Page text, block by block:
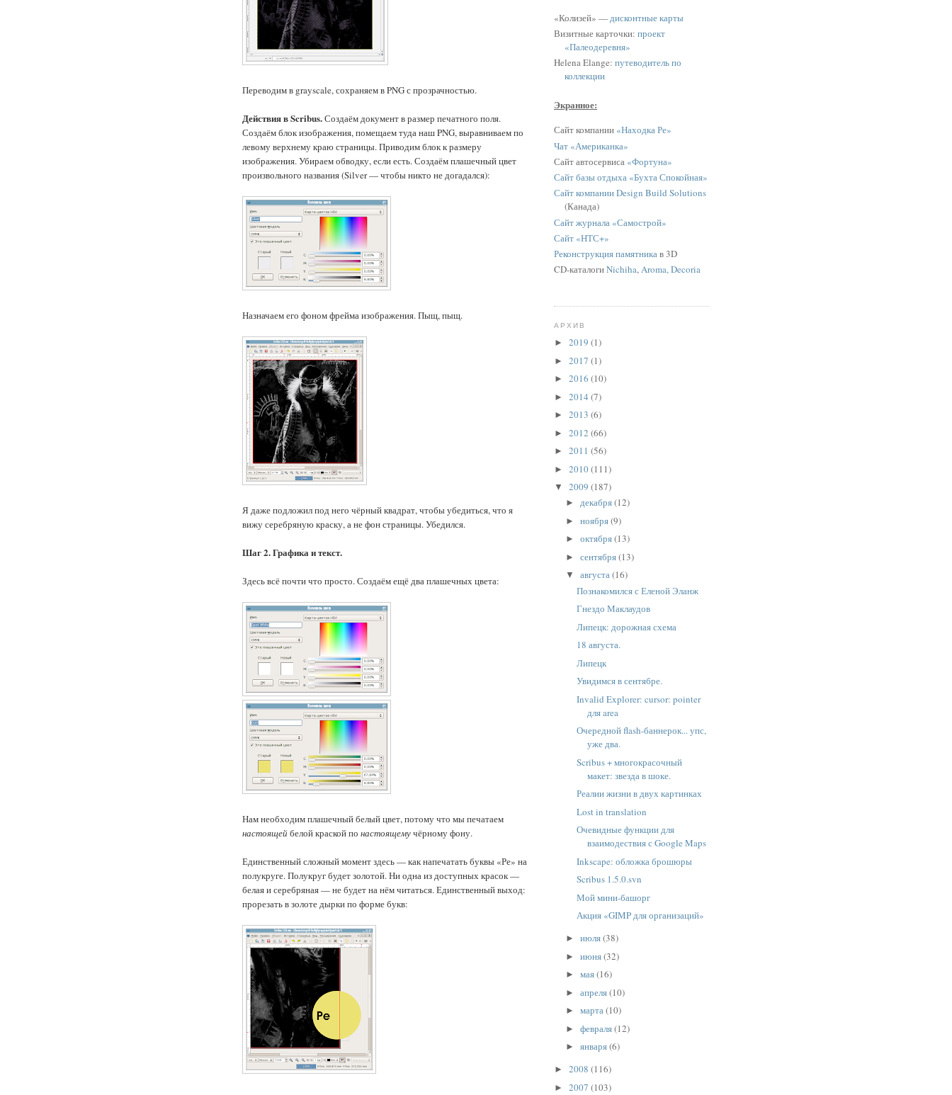
Переводим в grayscale, сохраняем в PNG с прозрачностью.
Действия в Scribus.Создаём документ в размер печатного поля.
Создаём блок изображения, помещаем туда наш PNG, выравниваем по
левому верхнему краю страницы. Приводим блок к размеру
изображения. Убираем обводку, если есть. Создаём плашечный цвет
произвольного названия (Silver — чтобы никто не догадался):
Назначаем его фоном фрейма изображения. Пыщ, пыщ.
Я даже подложил под него чёрный квадрат, чтобы убедиться, что я
вижу серебряную краску, а не фон страницы. Убедился.
Шаг 2. Графика и текст.
Здесь всё почти что просто. Создаём ещё два плашечных цвета:
Нам необходим плашечный белый цвет, потому что мы печатаем
настоящейбелой краской по настоящемучёрному фону.
Единственный сложный момент здесь — как напечатать буквы «Ре» на
полукруге. Полукруг будет золотой. Ни одна из доступных красок —
белая и серебряная — не будет на нём читаться. Единственный выход:
прорезать в золоте дырки по форме букв:
«Колизей» —дисконтные карты
Визитные карточки: проект
«Палеодеревня»
Helena Elange: путеводитель по
коллекции
Экранное:
Сайт компании «Находка Ре»
Чат «Американка»
Сайт автосервиса «Фортуна»
Сайт базы отдыха «Бухта Спокойная»
Сайт компании Design Build Solutions
(Канада)
Сайт журнала «Самострой»
Сайт «НТС+»
Реконструкция памятникав 3D
CD-каталогиNichiha,Aroma, Decoria
АРХИВ
► 2019 (1)
► 2017 (1)
► 2016 (10)
► 2014 (7)
► 2013 (6)
► 2012 (66)
► 2011 (56)
► 2010(111)
▼ 2009 (187)
► декабря(12)
► ноября(9)
► октября(13)
► сентября(13)
▼ августа(16)
Познакомился с Еленой Эланж
Гнездо Маклаудов
Липецк: дорожная схема
18 августа.
Липецк
Увидимся в сентябре.
Invalid Explorer: cursor: pointer
для area
Очередной flash-баннерок... упс,
уже два.
Scribus + многокрасочный
макет: звезда в шоке.
Реалии жизни в двух картинках
Lost in translation
Очевидные функции для
взаимодествия с Google Maps
Inkscape: обложка брошюры
Scribus 1.5.0.svn
Мой мини-башорг
Акция «GIMP для организаций»
► июля(38)
► июня(32)
► мая(16)
► апреля(10)
► марта(10)
► февраля(12)
► января(6)
► 2008 (116)
► 2007 (103)